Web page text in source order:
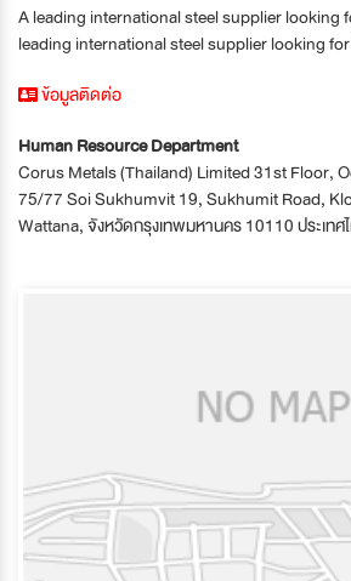
A leading international steel supplier
leading international steel supplier looking
ข้อมูลติดต่อ
Human Resource Department
Corus Metals (Thailand) Limited 31st Floor,
75/77 Soi Sukhumvit 19, Sukhumit Road,
Wattana, จังหวัดกรุงเทพมหานคร 10110 ประเทศ